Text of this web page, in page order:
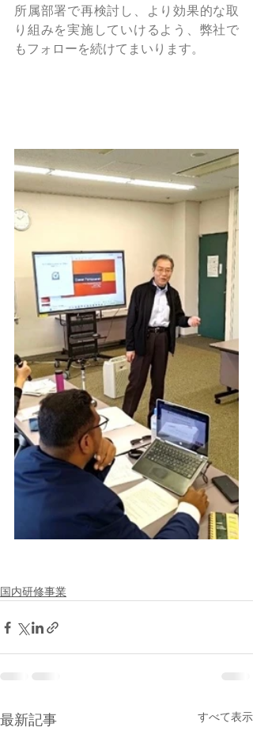
所属部署で再検討し、より効果的な取
り組みを実施していけるよう、弊社で
もフォローを続けてまいります。
国内研修事業
最新記事 すべて表示